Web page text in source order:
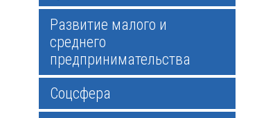
Развитие малого и
среднего
предпринимательства
Соцсфера